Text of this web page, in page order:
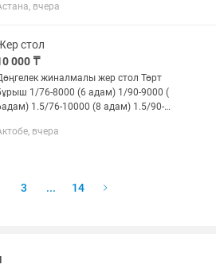
35000 Есть столы
вчера
стол
000 ₸
жиналмалы жер стол Төрт
1/76-8000 (6 адам) 1/90-9000 (
1.5/76-10000 (8 адам) 1.5/90-
16000 ( 10 адам) Дөнгелек
вчера
3 ... 14